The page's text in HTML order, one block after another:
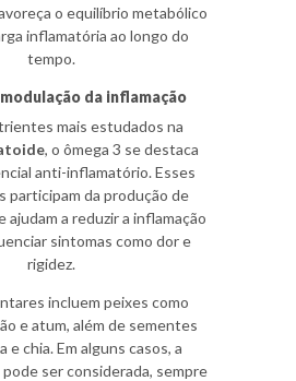
o equilíbrio metabólico
inflamatória ao longo do
tempo.
da inflamação
mais estudados na
, o ômega 3 se destaca
anti-inflamatório. Esses
participam da produção de
ajudam a reduzir a inflamação
sintomas como dor e
rigidez.
incluem peixes como
e atum, além de sementes
e chia. Em alguns casos, a
ser considerada, sempre